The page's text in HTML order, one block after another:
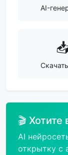
AI-
🎬
AI
открытку с